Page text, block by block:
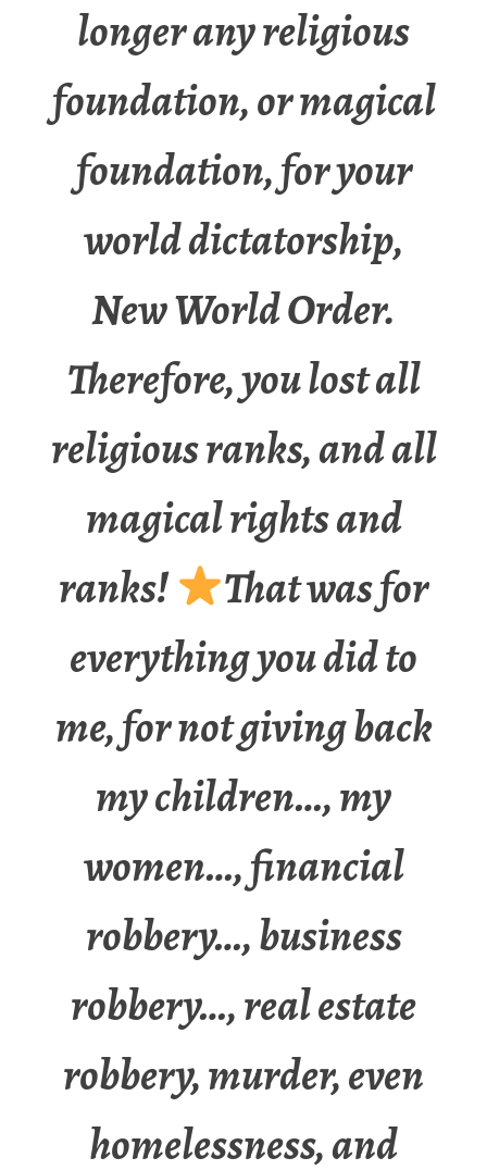
longer any religious
foundation, or magical
foundation, for your
world dictatorship,
New World Order.
Therefore, you lost all
religious ranks, and all
magical rights and
ranks!
That was for
everything you did to
me, for not giving back
my children…, my
women…, financial
robbery…, business
robbery…, real estate
robbery, murder, even
homelessness, and